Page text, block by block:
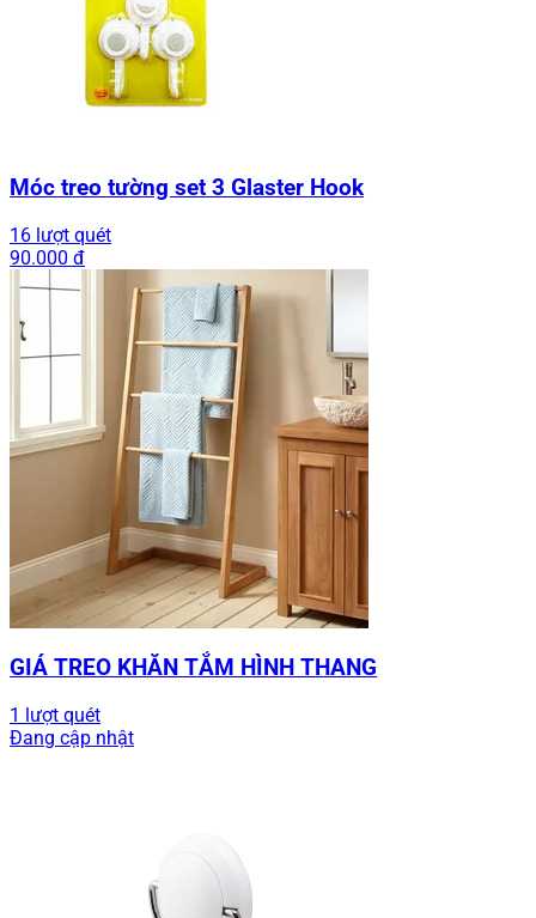
Móc treo tường set 3 Glaster Hook
16 lượt quét
90.000 đ
GIÁ TREO KHĂN TẮM HÌNH THANG
1 lượt quét
Đang cập nhật